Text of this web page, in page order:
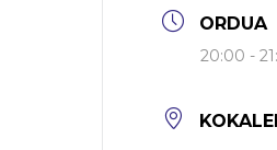
ORDUA
20:00 -